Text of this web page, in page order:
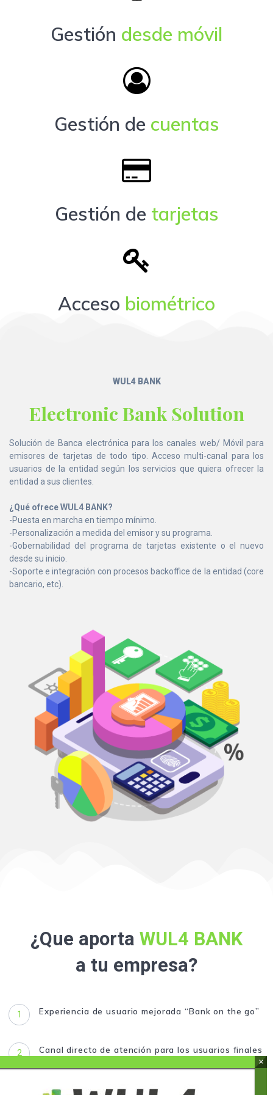
Gestión desde móvil
Gestión de cuentas
Gestión de tarjetas
Acceso biométrico
WUL4 BANK
Electronic Bank Solution
Solución de Banca electrónica para los canales web/ Móvil para
emisores de tarjetas de todo tipo. Acceso multi-canal para los
usuarios de la entidad según los servicios que quiera ofrecer la
entidad a sus clientes.
¿Qué ofrece WUL4 BANK?
-Puesta en marcha en tiempo mínimo.
-Personalización a medida del emisor y su programa.
-Gobernabilidad del programa de tarjetas existente o el nuevo
desde su inicio.
-Soporte e integración con procesos backoffice de la entidad (core
bancario, etc).
¿Que aporta WUL4 BANK
a tu empresa?
1 Experiencia de usuario mejorada “Bank on the go”
2 Canal directo de atención para los usuarios finales
Mayor conocimiento de los tipos de usuarios